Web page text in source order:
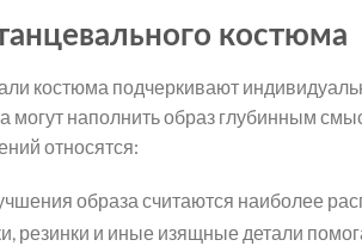
костюма
костюма подчеркивают
могут наполнить образ глубинным
относятся:
образа считаются наиболее
резинки и иные изящные детали